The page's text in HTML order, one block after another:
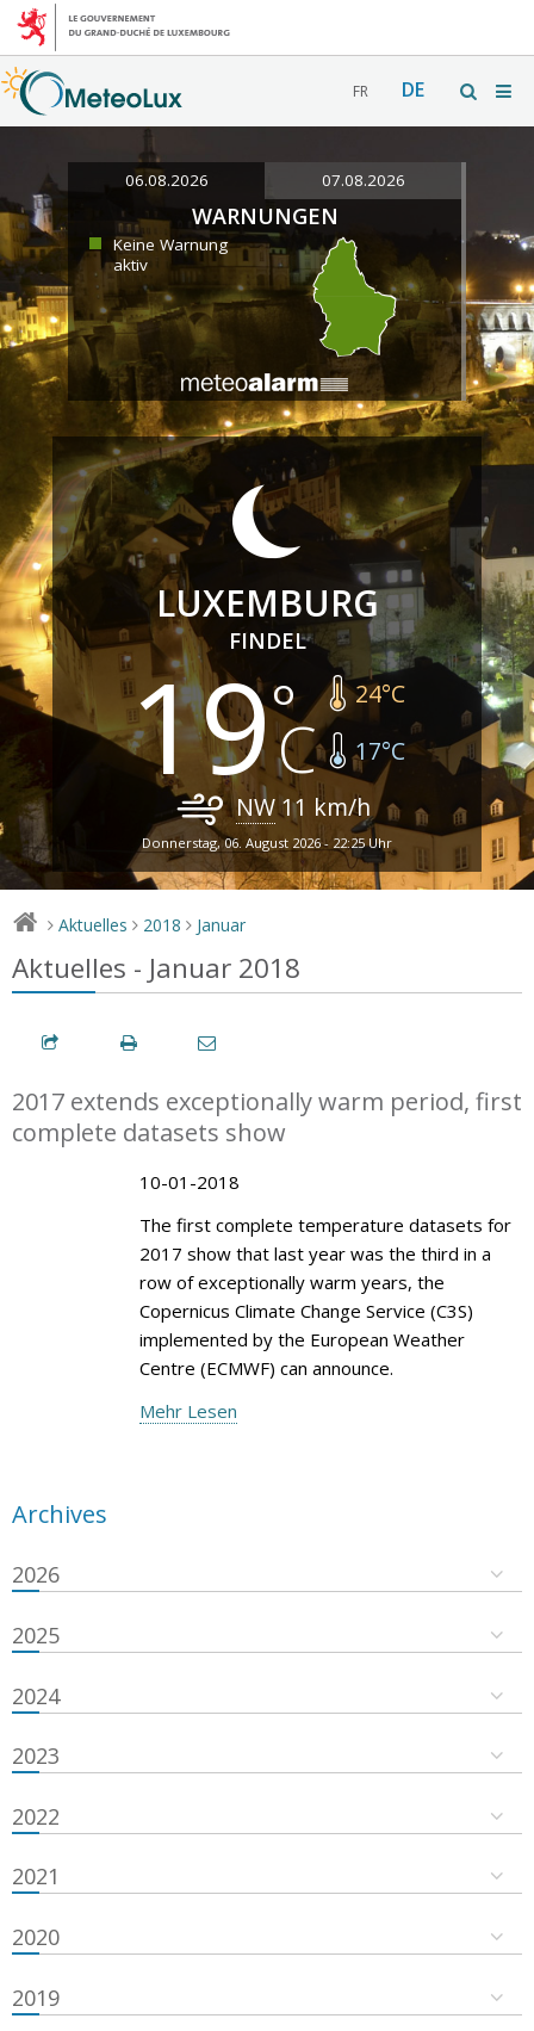
FR DE
06.08.2026 07.08.2026
WARNUNGEN
Keine Warnung
aktiv
LUXEMBURG
FINDEL
19 24°C
17°C
NW11 km/h
Donnerstag, 06. August 2026 - 22:25 Uhr
> Aktuelles > 2018 > Januar
Aktuelles - Januar 2018
2017 extends exceptionally warm period, first
complete datasets show
10-01-2018
The first complete temperature datasets for
2017 show that last year was the third in a
row of exceptionally warm years, the
Copernicus Climate Change Service (C3S)
implemented by the European Weather
Centre (ECMWF) can announce.
Mehr Lesen
Archives
2026
2025
2024
2023
2022
2021
2020
2019